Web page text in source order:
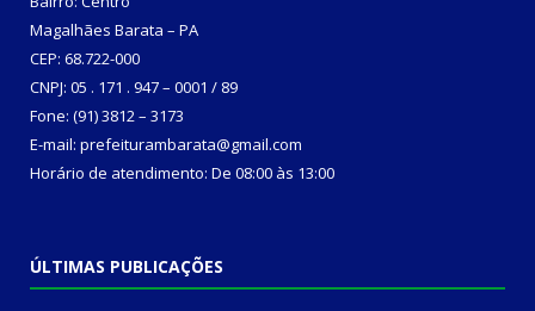
Magalhães Barata – PA
CEP: 68.722-000
CNPJ: 05 . 171 . 947 – 0001 / 89
Fone: (91) 3812 – 3173
E-mail: prefeiturambarata@gmail.com
Horário de atendimento: De 08:00 às 13:00
ÚLTIMAS PUBLICAÇÕES